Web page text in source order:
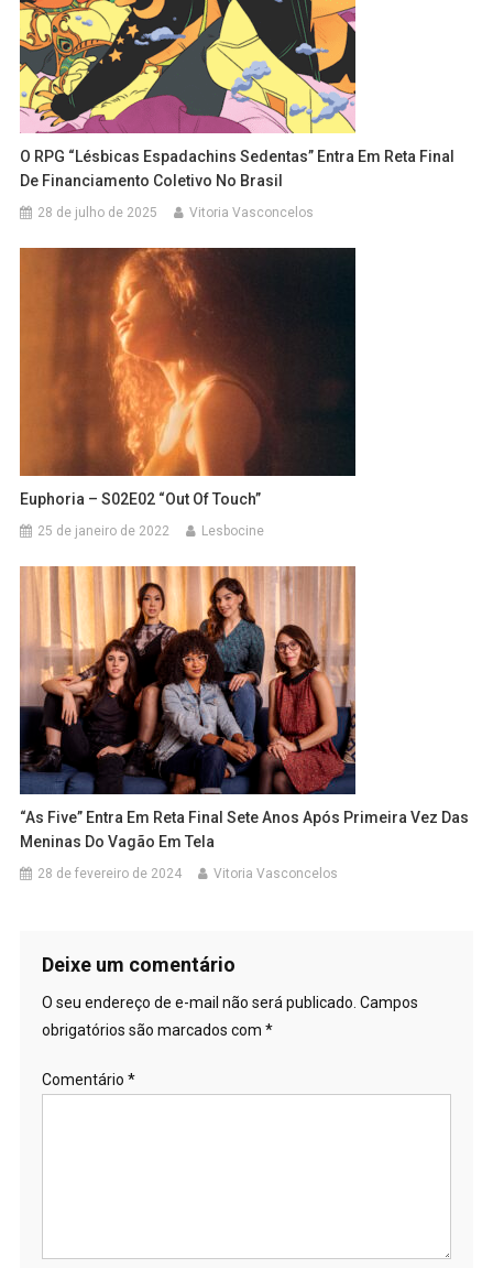
O RPG “Lésbicas Espadachins Sedentas” Entra Em Reta Final
De Financiamento Coletivo No Brasil
28 de julho de 2025 Vitoria Vasconcelos
Euphoria – S02E02 “Out Of Touch”
25 de janeiro de 2022 Lesbocine
“As Five” Entra Em Reta Final Sete Anos Após Primeira Vez Das
Meninas Do Vagão Em Tela
28 de fevereiro de 2024 Vitoria Vasconcelos
Deixe um comentário
O seu endereço de e-mail não será publicado. Campos
obrigatórios são marcados com *
Comentário *